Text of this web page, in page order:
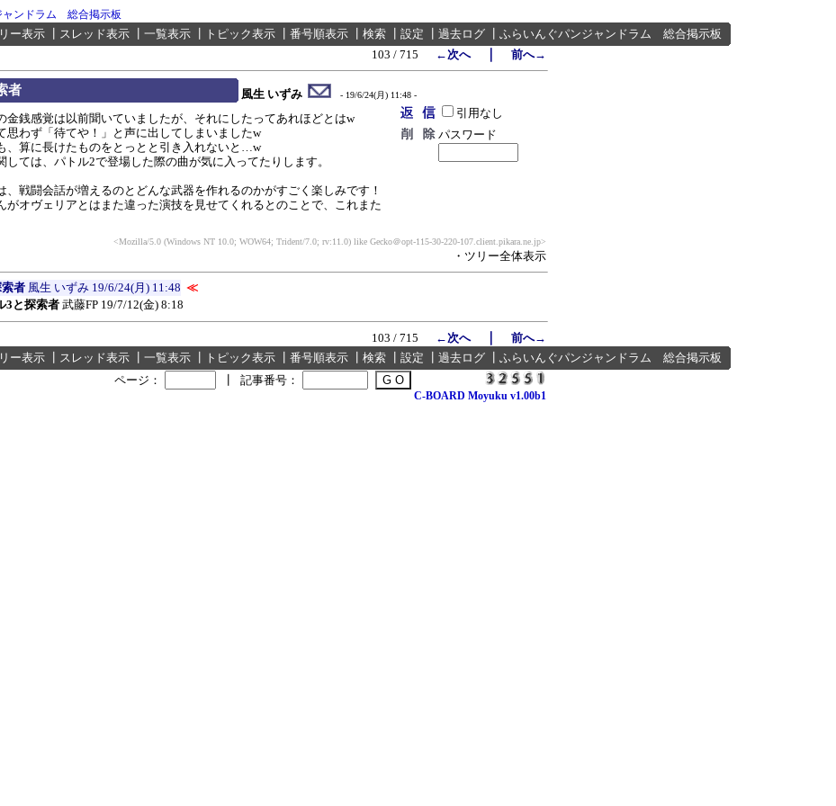
ャンドラム 総合掲示板
ー表示 スレッド表示 一覧表示 トピック表示 番号順表示 検索 設定 過去ログ
ふらいんぐパンジャンドラム 総合掲示板
103 / 715
←次へ｜ 前へ→
者 風生 いずみ - 19/6/24(月) 11:48 -
金銭感覚は以前聞いていましたが、それにしたってあれほどとはw
思わず「待てや！」と声に出してしまいましたw
、算に長けたものをとっとと引き入れないと…w
しては、パトル2で登場した際の曲が気に入ってたりします。
、戦闘会話が増えるのとどんな武器を作れるのかがすごく楽しみです！
がオヴェリアとはまた違った演技を見せてくれるとのことで、これまた
引用なし
パスワード
<Mozilla/5.0 (Windows NT 10.0; WOW64; Trident/7.0; rv:11.0) like Gecko＠opt-115-30-220-107.client.pikara.ne.jp>
・ツリー全体表示
者 風生 いずみ 19/6/24(月) 11:48 ≪
3と探索者 武藤FP 19/7/12(金) 8:18
103 / 715 ←次へ｜ 前へ→
ー表示 スレッド表示 一覧表示 トピック表示 番号順表示 検索 設定 過去ログ
ふらいんぐパンジャンドラム 総合掲示板
ページ：
記事番号：
C-BOARD Moyuku v1.00b1